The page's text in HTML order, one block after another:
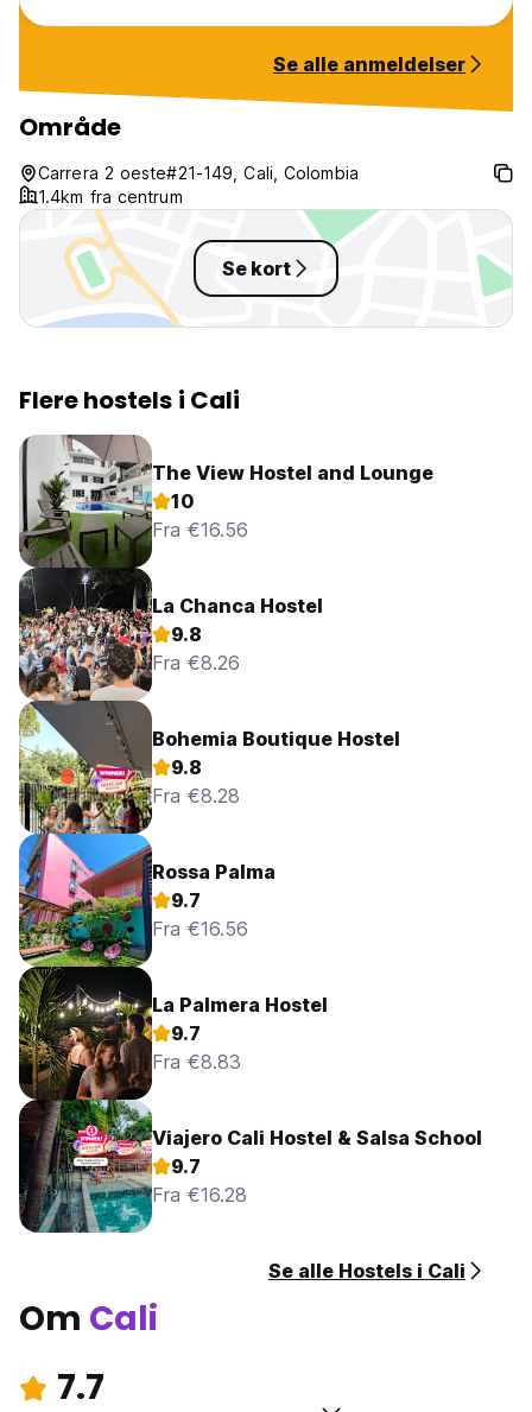
Se alle anmeldelser
Område
Carrera 2 oeste#21-149, Cali, Colombia
1.4km fra centrum
Se kort
Flere hostels i Cali
The View Hostel and Lounge
10
Fra €16.56
La Chanca Hostel
9.8
Fra €8.26
Bohemia Boutique Hostel
9.8
Fra €8.28
Rossa Palma
9.7
Fra €16.56
La Palmera Hostel
9.7
Fra €8.83
Viajero Cali Hostel & Salsa School
9.7
Fra €16.28
Se alle Hostels i Cali
Om Cali
7.7